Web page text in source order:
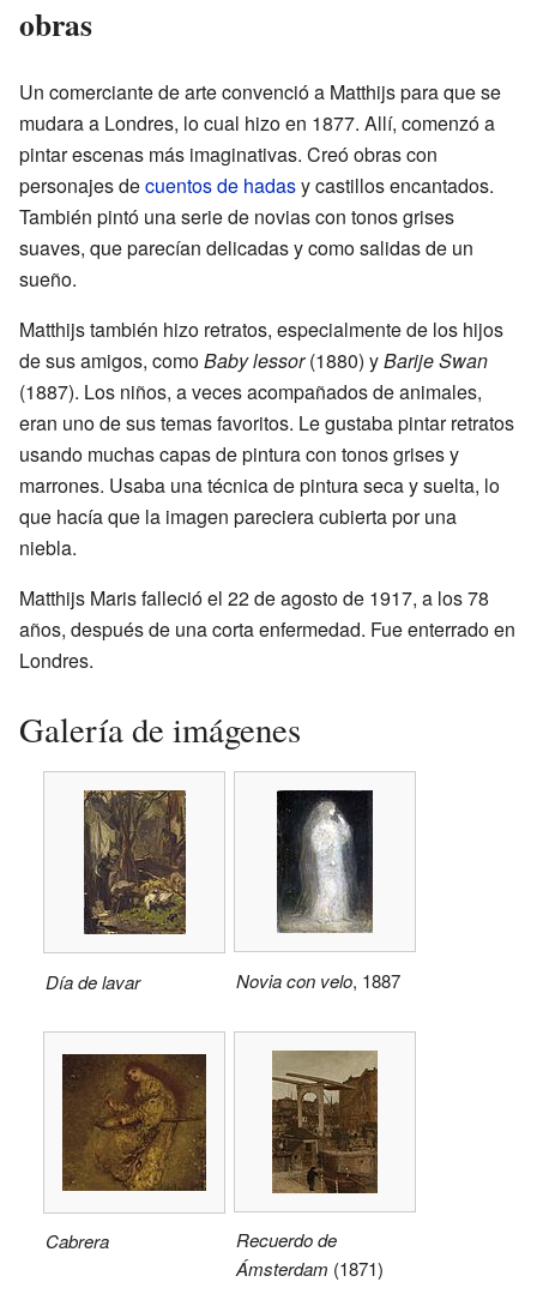
obras
Un comerciante de arte convenció a Matthijs para que se
mudara a Londres, lo cual hizo en 1877. Allí, comenzó a
pintar escenas más imaginativas. Creó obras con
personajes decuentos de hadasy castillos encantados.
También pintó una serie de novias con tonos grises
suaves, que parecían delicadas y como salidas de un
sueño.
Matthijs también hizo retratos, especialmente de los hijos
de sus amigos, comoBaby lessor(1880) yBarije Swan
(1887). Los niños, a veces acompañados de animales,
eran uno de sus temas favoritos. Le gustaba pintar retratos
usando muchas capas de pintura con tonos grises y
marrones. Usaba una técnica de pintura seca y suelta, lo
que hacía que la imagen pareciera cubierta por una
niebla.
Matthijs Maris falleció el 22 de agosto de 1917, a los 78
años, después de una corta enfermedad. Fue enterrado en
Londres.
Galería de imágenes
Día de lavar Novia con velo, 1887
Cabrera
Recuerdo de
Ámsterdam (1871)